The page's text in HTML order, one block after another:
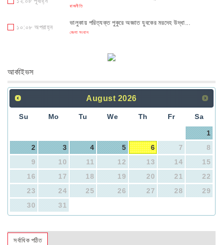
রাজনীতি
১০:০৮ অপরাহ্ন
ভালুকায় পরিত্যক্ত পুকুরে অজ্ঞাত যুবকের মরদেহ উদ্ধা...
জেলা সংবাদ
১০:০৮ অপরাহ্ন
শিবপুরে ৯০০ গ্রাম গাঁজা ও ১ লাখ ৫ হাজার টাকা সহ মা...
আর্কাইভস
August 2026
Su Mo Tu We Th Fr Sa
1
2
3 4 5 6 7
8
9
10 11 12 13 14
15
16
17 18 19 20 21
22
23
24 25 26 27 28
29
30
31
সর্বাধিক পঠিত